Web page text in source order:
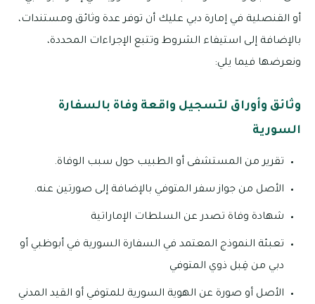
أو القنصلية في إمارة دبي عليك أن توفر عدة وثائق ومستندات،
بالإضافة إلى استيفاء الشروط وتتبع الإجراءات المحددة،
ونعرضها فيما يلي:
وثائق وأوراق لتسجيل واقعة وفاة بالسفارة
السورية
تقرير من المستشفى أو الطبيب حول سبب الوفاة.
الأصل من جواز سفر المتوفي بالإضافة إلى صورتين عنه.
شهادة وفاة تصدر عن السلطات الإماراتية
تعبئة النموذج المعتمد في السفارة السورية في أبوظبي أو
دبي من قِبل ذوي المتوفي
الأصل أو صورة عن الهوية السورية للمتوفي أو القيد المدني